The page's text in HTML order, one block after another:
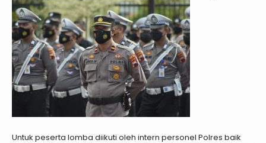
Untuk peserta lomba diikuti oleh intern personel Polres baik